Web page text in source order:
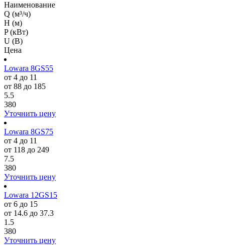
Наименование
Q (м³/ч)
H (м)
P (кВт)
U (В)
Цена
Lowara 8GS55
от 4 до 11
от 88 до 185
5.5
380
Уточнить цену
Lowara 8GS75
от 4 до 11
от 118 до 249
7.5
380
Уточнить цену
Lowara 12GS15
от 6 до 15
от 14.6 до 37.3
1.5
380
Уточнить цену